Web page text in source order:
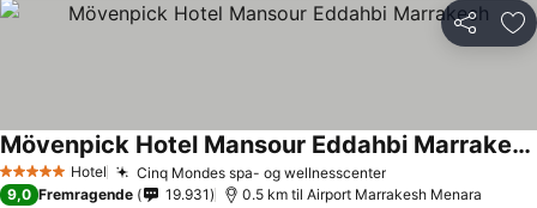
Del
5 Stjerner Hotel Cinq Mondes spa- og wellnesscenter
Mövenpick Hotel Mansour Eddahbi Marrakech
9,0 Fremragende 19.931 0.5 km til Airport Marrakesh Menara